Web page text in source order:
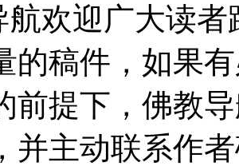
航欢迎广大读
的稿件，如果
前提下，佛教
并主动联系作